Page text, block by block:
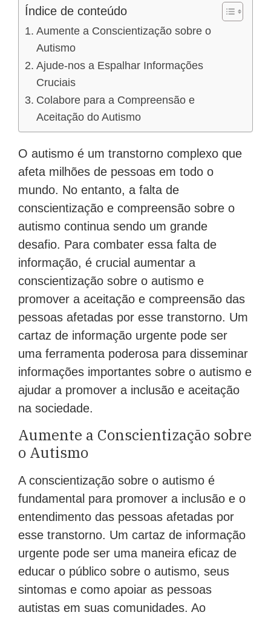
Índice de conteúdo
Aumente a Conscientização sobre o
Autismo
Ajude-nos a Espalhar Informações
Cruciais
Colabore para a Compreensão e
Aceitação do Autismo
O autismo é um transtorno complexo que
afeta milhões de pessoas em todo o
mundo. No entanto, a falta de
conscientização e compreensão sobre o
autismo continua sendo um grande
desafio. Para combater essa falta de
informação, é crucial aumentar a
conscientização sobre o autismo e
promover a aceitação e compreensão das
pessoas afetadas por esse transtorno. Um
cartaz de informação urgente pode ser
uma ferramenta poderosa para disseminar
informações importantes sobre o autismo e
ajudar a promover a inclusão e aceitação
na sociedade.
Aumente a Conscientização sobre
o Autismo
A conscientização sobre o autismo é
fundamental para promover a inclusão e o
entendimento das pessoas afetadas por
esse transtorno. Um cartaz de informação
urgente pode ser uma maneira eficaz de
educar o público sobre o autismo, seus
sintomas e como apoiar as pessoas
autistas em suas comunidades. Ao